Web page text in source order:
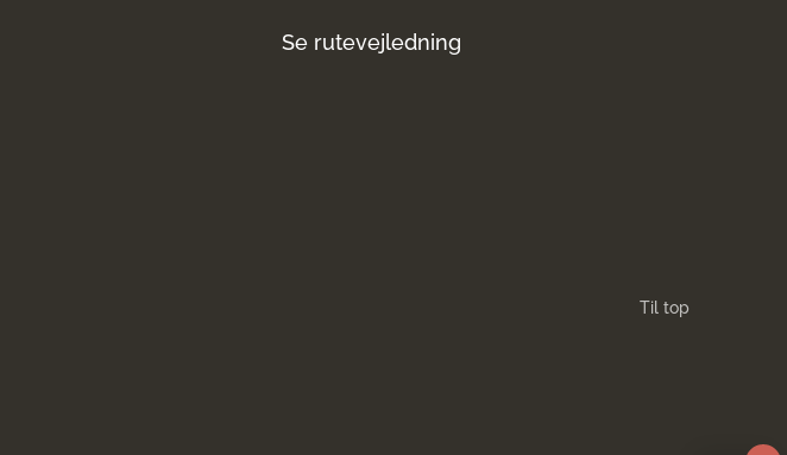
Se rutevejledning
Til top